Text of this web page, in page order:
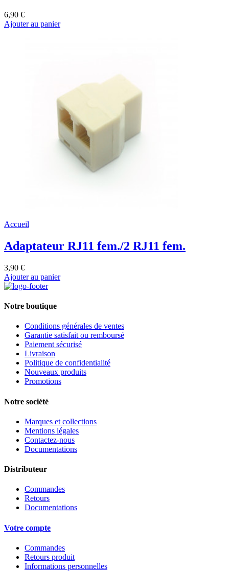
6,90 €
Ajouter au panier
Accueil
Adaptateur RJ11 fem./2 RJ11 fem.
3,90 €
Ajouter au panier
Notre boutique
Conditions générales de ventes
Garantie satisfait ou remboursé
Paiement sécurisé
Livraison
Politique de confidentialité
Nouveaux produits
Promotions
Notre société
Marques et collections
Mentions légales
Contactez-nous
Documentations
Distributeur
Commandes
Retours
Documentations
Votre compte
Commandes
Retours produit
Informations personnelles